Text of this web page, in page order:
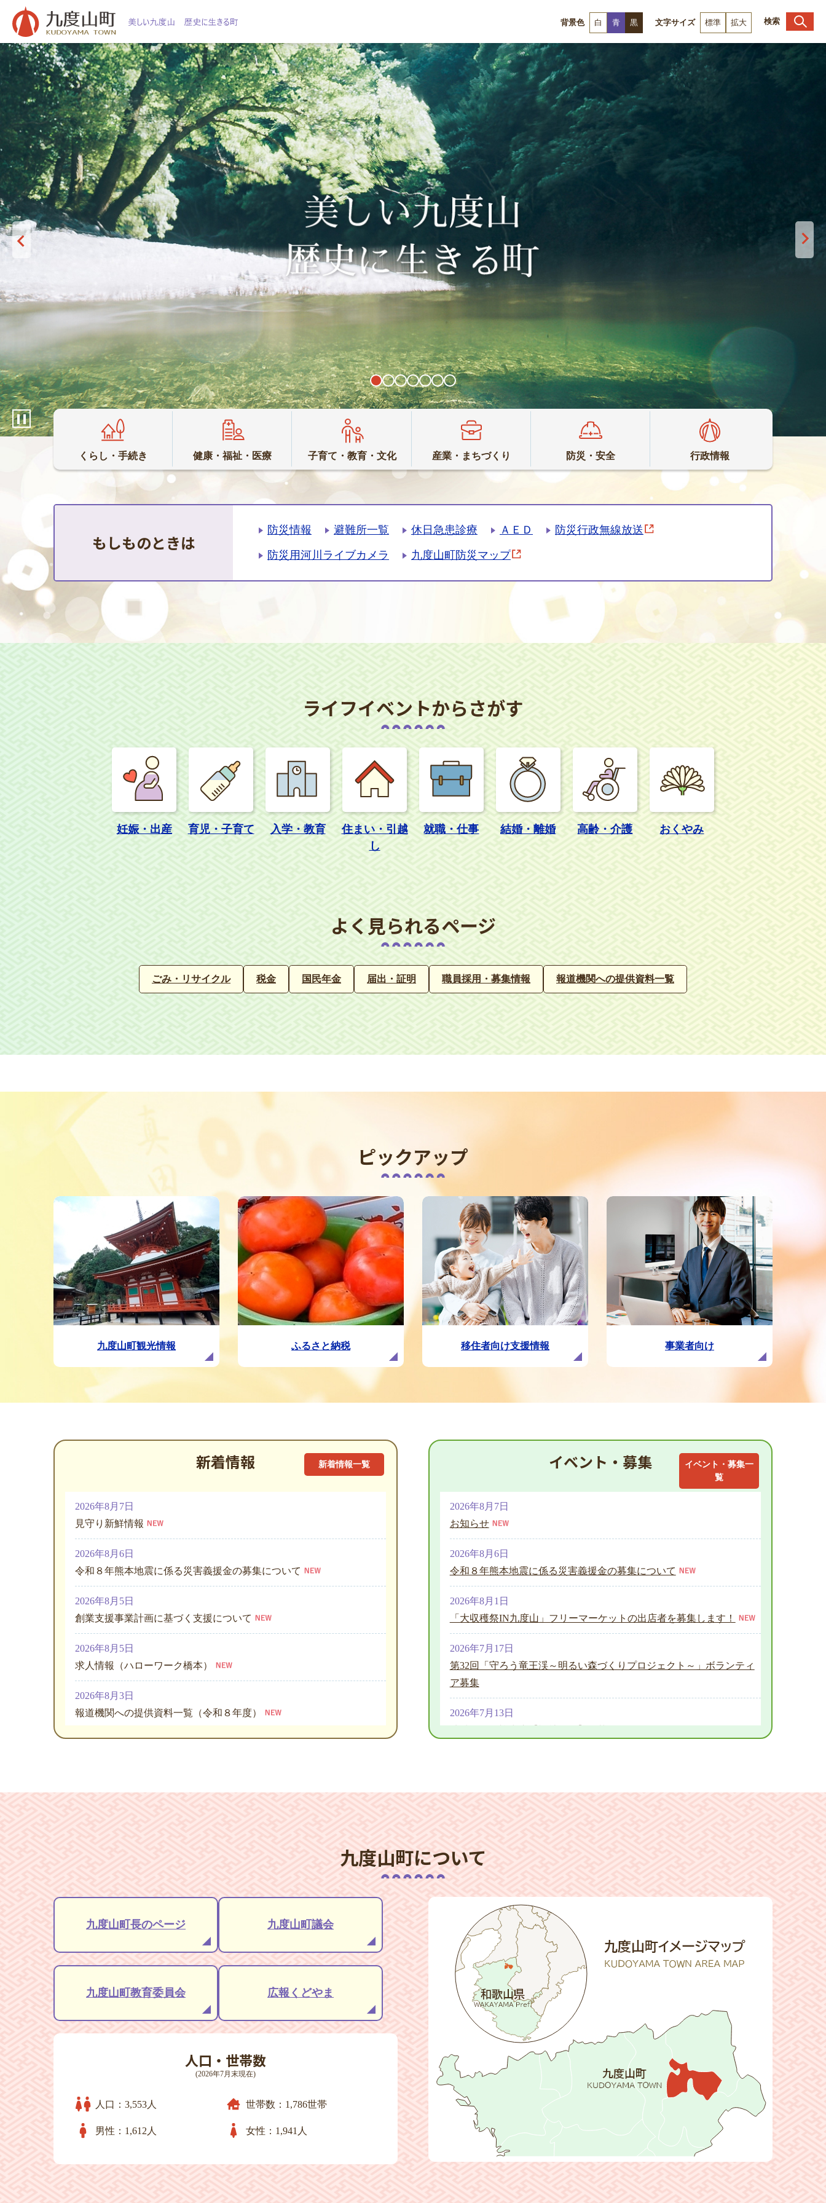
へ
動
背景色 白 青 黒 文字サイズ 標準 拡大 検索
くらし・手続き 健康・福祉・医療 子育て・教育・文化 産業・まちづくり 防災・安全 行政情報
もしものときは
防災情報 避難所一覧 休日急患診療 ＡＥＤ 防災行政無線放送
防災用河川ライブカメラ 九度山町防災マップ
ライフイベントからさがす
妊娠・出産 育児・子育て 入学・教育
住まい・引越
し
就職・仕事 結婚・離婚 高齢・介護 おくやみ
よく見られるページ
ごみ・リサイクル 税金 国民年金 届出・証明 職員採用・募集情報 報道機関への提供資料一覧
ピックアップ
九度山町観光情報 ふるさと納税 移住者向け支援情報 事業者向け
新着情報 新着情報一覧
2026年8月7日
見守り新鮮情報
2026年8月6日
令和８年熊本地震に係る災害義援金の募集について
2026年8月5日
創業支援事業計画に基づく支援について
2026年8月5日
求人情報（ハローワーク橋本）
2026年8月3日
報道機関への提供資料一覧（令和８年度）
2026年8月1日
「大収穫祭IN九度山」フリーマーケットの出店者を募集します！
2026年7月31日
ホットな消費者ニュース
イベント・募集
イベント・募集一
覧
2026年8月7日
お知らせ
2026年8月6日
令和８年熊本地震に係る災害義援金の募集について
2026年8月1日
「大収穫祭IN九度山」フリーマーケットの出店者を募集します！
2026年7月17日
第32回「守ろう竜王渓～明るい森づくりプロジェクト～」ボランティ
ア募集
2026年7月13日
2026年6月30日
2026年3月27日
花盛祭 伍芳（ウー・ファン）奉納演奏について
2026年3月9日
地域優良賃貸住宅（さくら2号団地）の募集について
九度山町について
九度山町長のページ 九度山町議会
九度山町教育委員会 広報くどやま
人口・世帯数
(2026年7月末現在)
人口：3,553人 世帯数：1,786世帯
男性：1,612人 女性：1,941人